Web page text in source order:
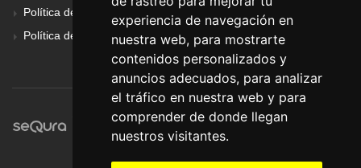
experiencia de navegación en
nuestra web, para mostrarte
contenidos personalizados y
anuncios adecuados, para analizar
el tráfico en nuestra web y para
comprender de donde llegan
nuestros visitantes.
Política de Cookies
Política de Privacidad